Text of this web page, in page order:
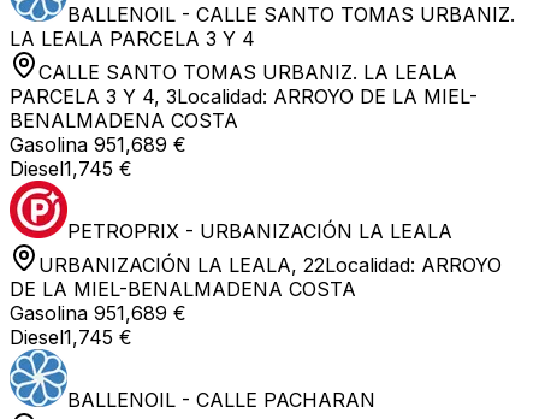
BALLENOIL - CALLE SANTO TOMAS URBANIZ.
LA LEALA PARCELA 3 Y 4
CALLE SANTO TOMAS URBANIZ. LA LEALA
PARCELA 3 Y 4, 3Localidad: ARROYO DE LA MIEL-
BENALMADENA COSTA
Gasolina 951,689 €
Diesel1,745 €
PETROPRIX - URBANIZACIÓN LA LEALA
URBANIZACIÓN LA LEALA, 22Localidad: ARROYO
DE LA MIEL-BENALMADENA COSTA
Gasolina 951,689 €
Diesel1,745 €
BALLENOIL - CALLE PACHARAN